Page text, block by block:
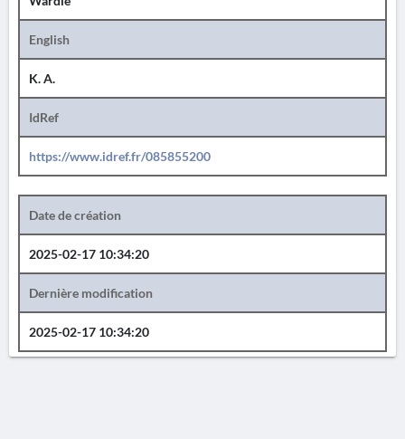
English
K. A.
IdRef
https://www.idref.fr/085855200
Date de création
2025-02-17 10:34:20
Dernière modification
2025-02-17 10:34:20